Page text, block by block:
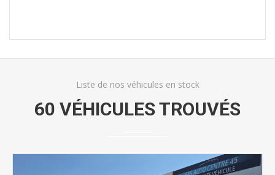
Liste de nos véhicules en stock
60 VÉHICULES TROUVÉS